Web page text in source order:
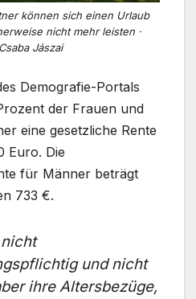
können sich einen Urlaub
nicht mehr leisten ·
Jászai
Demografie-Portals
der Frauen und
eine gesetzliche Rente
Euro. Die
für Männer beträgt
733 €.
und nicht
ihre Altersbezüge,